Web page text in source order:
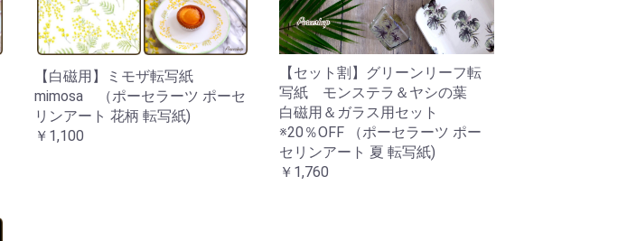
【白磁用】ミモザ転写紙
mimosa （ポーセラーツ ポーセ
リンアート 花柄 転写紙)
￥1,100
【セット割】グリーンリーフ転
写紙 モンステラ＆ヤシの葉
白磁用＆ガラス用セット
※20％OFF （ポーセラーツ ポー
セリンアート 夏 転写紙)
￥1,760